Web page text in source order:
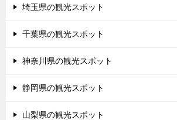
埼玉県の観光スポット
千葉県の観光スポット
神奈川県の観光スポット
静岡県の観光スポット
山梨県の観光スポット